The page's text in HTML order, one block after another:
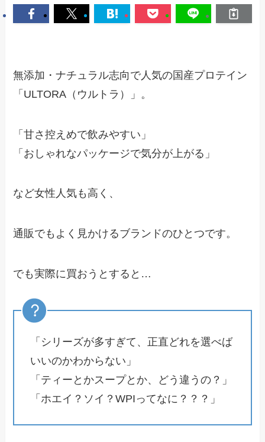
無添加・ナチュラル志向で人気の国産プロテイン
「ULTORA（ウルトラ）」。
「甘さ控えめで飲みやすい」
「おしゃれなパッケージで気分が上がる」
など女性人気も高く、
通販でもよく見かけるブランドのひとつです。
でも実際に買おうとすると…
「シリーズが多すぎて、正直どれを選べば
いいのかわからない」
「ティーとかスープとか、どう違うの？」
「ホエイ？ソイ？WPIってなに？？？」